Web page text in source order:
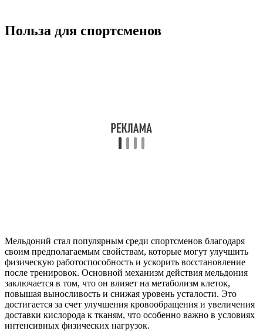
Польза для спортсменов
Мельдоний стал популярным среди спортсменов благодаря
своим предполагаемым свойствам, которые могут улучшить
физическую работоспособность и ускорить восстановление
после тренировок. Основной механизм действия мельдония
заключается в том, что он влияет на метаболизм клеток,
повышая выносливость и снижая уровень усталости. Это
достигается за счет улучшения кровообращения и увеличения
доставки кислорода к тканям, что особенно важно в условиях
интенсивных физических нагрузок.